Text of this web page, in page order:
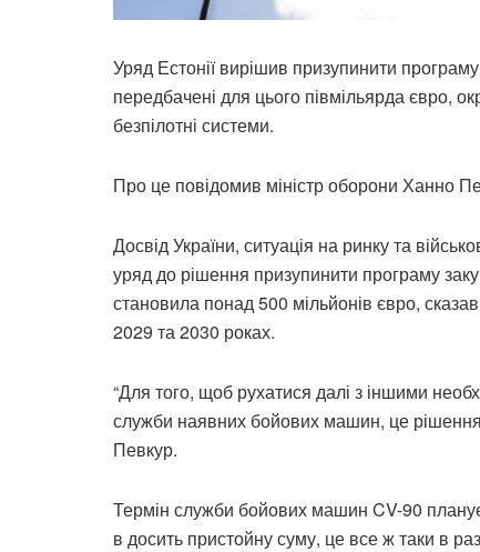
Уряд Естонії вирішив призупинити
передбачені для цього півмільярда євро,
безпілотні системи.
Про це повідомив міністр оборони Ханно
Досвід України, ситуація на ринку та
уряд до рішення призупинити програму
становила понад 500 мільйонів євро,
2029 та 2030 роках.
“Для того, щоб рухатися далі з іншими
служби наявних бойових машин, це рішення
Певкур.
Термін служби бойових машин CV-90
в досить пристойну суму, це все ж таки в